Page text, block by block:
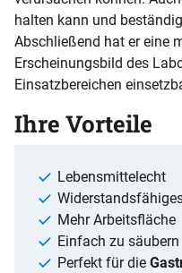
halten kann und
Abschließend hat er eine
Erscheinungsbild des
Einsatzbereichen
Ihre Vorteile
Lebensmittelecht
Mehr Arbeitsfläche
Einfach zu säubern
Perfekt für die